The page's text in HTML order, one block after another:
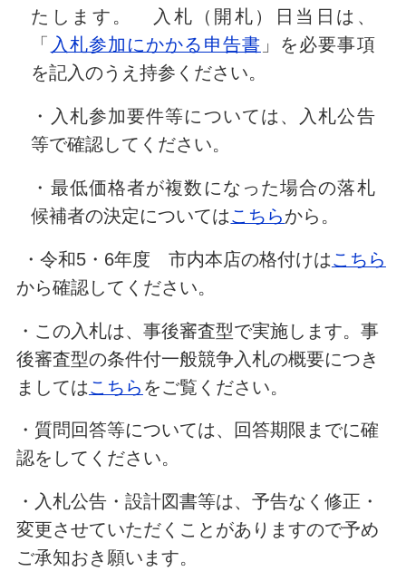
たします。 入札（開札）日当日は、
「 入札参加にかかる申告書 」を必要事項
を記入のうえ持参ください。
・入札参加要件等については、入札公告
等で確認してください。
・最低価格者が複数になった場合の落札
候補者の決定についてはこちらから。
・令和5・6年度 市内本店の格付けはこちら
から確認してください。
・この入札は、事後審査型で実施します。事
後審査型の条件付一般競争入札の概要につき
ましてはこちら をご覧ください。
・質問回答等については、回答期限までに確
認をしてください。
・入札公告・設計図書等は、予告なく修正・
変更させていただくことがありますので予め
ご承知おき願います。